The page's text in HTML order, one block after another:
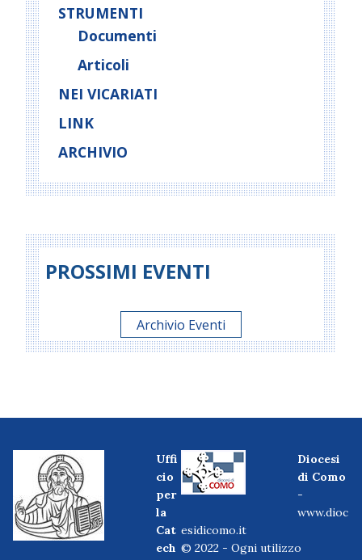
STRUMENTI
Documenti
Articoli
NEI VICARIATI
LINK
ARCHIVIO
PROSSIMI EVENTI
Archivio Eventi
Uffi
cio
per
la
Cat
ech
Diocesi
di Como
-
www.dioc
esidicomo.it
© 2022 - Ogni utilizzo